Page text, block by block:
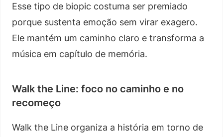
Esse tipo de biopic costuma ser premiado
porque sustenta emoção sem virar exagero.
Ele mantém um caminho claro e transforma a
música em capítulo de memória.
Walk the Line: foco no caminho e no
recomeço
Walk the Line organiza a história em torno de